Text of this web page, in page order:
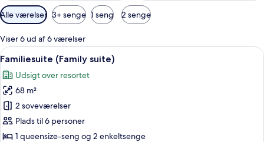
Tilgængelige
filtre
for
værelser
Alle værelser 3+ senge 1 seng 2 senge
Viser 6 ud af 6 værelser
Indlæs
alle
billeder
af
Familiesuite
(Family
suite)
Et hotelværelse med en stor seng,
8
Familiesuite (Family suite)
Udsigt over resortet
68 m²
2 soveværelser
Plads til 6 personer
1 queensize-seng og 2 enkeltsenge